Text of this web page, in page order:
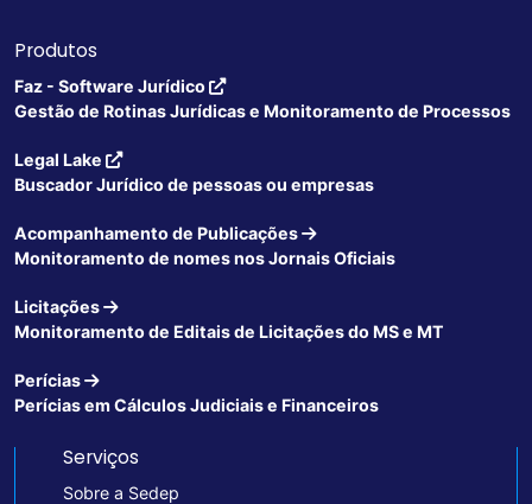
Produtos
Faz - Software Jurídico
Gestão de Rotinas Jurídicas e Monitoramento de Processos
Legal Lake
Buscador Jurídico de pessoas ou empresas
Acompanhamento de Publicações
Monitoramento de nomes nos Jornais Oficiais
Licitações
Monitoramento de Editais de Licitações do MS e MT
Perícias
Perícias em Cálculos Judiciais e Financeiros
Serviços
Sobre a Sedep